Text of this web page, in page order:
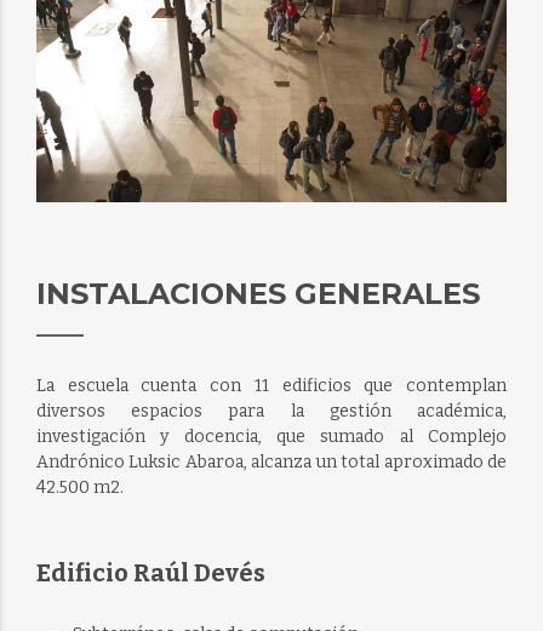
INSTALACIONES GENERALES
La escuela cuenta con 11 edificios que contemplan
diversos espacios para la gestión académica,
investigación y docencia, que sumado al Complejo
Andrónico Luksic Abaroa, alcanza un total aproximado de
42.500 m2.
Edificio Raúl Devés